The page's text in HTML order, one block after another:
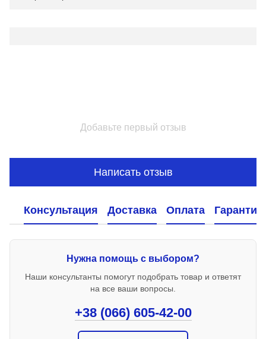
Добавьте первый отзыв
Написать отзыв
Консультация Доставка Оплата Гарантия
Нужна помощь с выбором?
Наши консультанты помогут подобрать товар и ответят
на все ваши вопросы.
+38 (066) 605-42-00